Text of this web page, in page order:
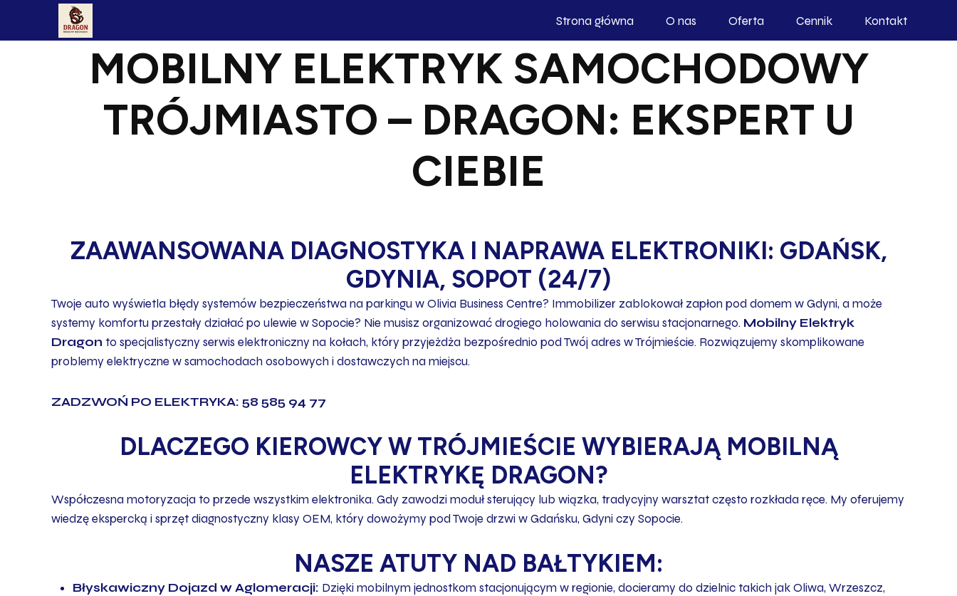
Strona główna O nas Oferta Cennik Kontakt
MOBILNY ELEKTRYK SAMOCHODOWY
TRÓJMIASTO – DRAGON: EKSPERT U
CIEBIE
ZAAWANSOWANA DIAGNOSTYKA I NAPRAWA ELEKTRONIKI: GDAŃSK,
GDYNIA, SOPOT (24/7)
Twoje auto wyświetla błędy systemów bezpieczeństwa na parkingu w Olivia Business Centre? Immobilizer zablokował zapłon pod domem w Gdyni, a może
systemy komfortu przestały działać po ulewie w Sopocie? Nie musisz organizować drogiego holowania do serwisu stacjonarnego. Mobilny Elektryk
Dragon to specjalistyczny serwis elektroniczny na kołach, który przyjeżdża bezpośrednio pod Twój adres w Trójmieście. Rozwiązujemy skomplikowane
problemy elektryczne w samochodach osobowych i dostawczych na miejscu.
ZADZWOŃ PO ELEKTRYKA: 58 585 94 77
DLACZEGO KIEROWCY W TRÓJMIEŚCIE WYBIERAJĄ MOBILNĄ
ELEKTRYKĘ DRAGON?
Współczesna motoryzacja to przede wszystkim elektronika. Gdy zawodzi moduł sterujący lub wiązka, tradycyjny warsztat często rozkłada ręce. My oferujemy
wiedzę ekspercką i sprzęt diagnostyczny klasy OEM, który dowożymy pod Twoje drzwi w Gdańsku, Gdyni czy Sopocie.
NASZE ATUTY NAD BAŁTYKIEM:
Błyskawiczny Dojazd w Aglomeracji: Dzięki mobilnym jednostkom stacjonującym w regionie, docieramy do dzielnic takich jak Oliwa, Wrzeszcz,